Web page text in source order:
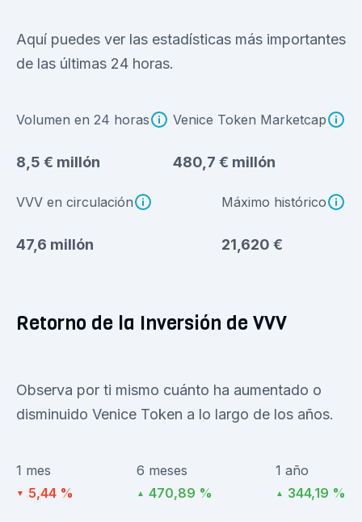
Aquí puedes ver las estadísticas más importantes
de las últimas 24 horas.
Volumen en 24 horas
8,5 € millón
Venice Token Marketcap
480,7 € millón
VVV en circulación
47,6 millón
Máximo histórico
21,620 €
Retorno de la Inversión de VVV
Observa por ti mismo cuánto ha aumentado o
disminuido Venice Token a lo largo de los años.
1 mes
▼ 5,44 %
6 meses
▲ 470,89 %
1 año
▲ 344,19 %